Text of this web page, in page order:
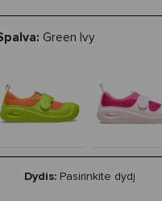
Green Ivy
Dydis: Pasirinkite dydį